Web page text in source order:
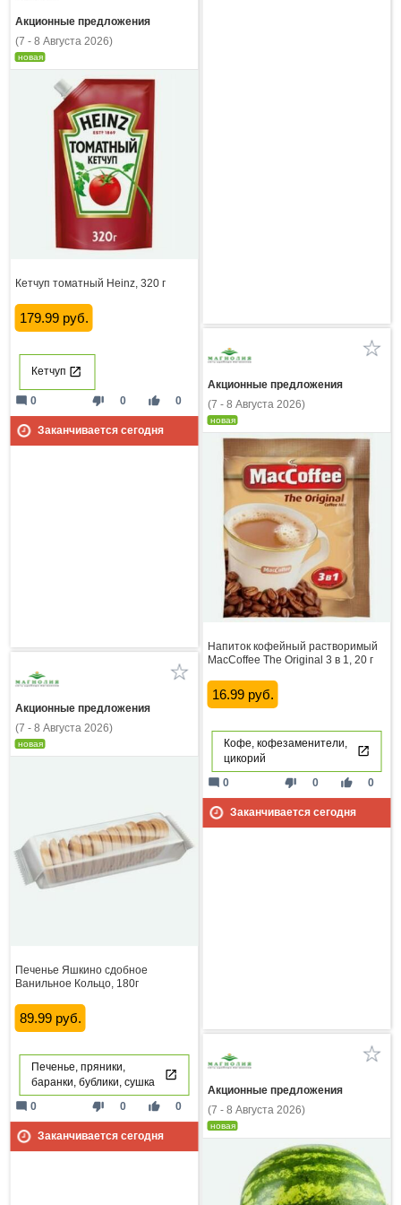
Акционные предложения
(7 - 8 Августа 2026)
новая
Кетчуп томатный Heinz, 320 г
179.99 руб.
Кетчуп
thumb_down 0 thumb_up 0
mode_comment 0
Заканчивается сегодня
Акционные предложения
(7 - 8 Августа 2026)
новая
Напиток кофейный растворимый
MacCoffee The Original 3 в 1, 20 г
16.99 руб.
Кофе, кофезаменители,
цикорий
thumb_down 0 thumb_up 0
mode_comment 0
Заканчивается сегодня
Акционные предложения
(7 - 8 Августа 2026)
новая
Печенье Яшкино сдобное
Ванильное Кольцо, 180г
89.99 руб.
Печенье, пряники,
баранки, бублики, сушка
thumb_down 0 thumb_up 0
mode_comment 0
Заканчивается сегодня
Акционные предложения
(7 - 8 Августа 2026)
новая